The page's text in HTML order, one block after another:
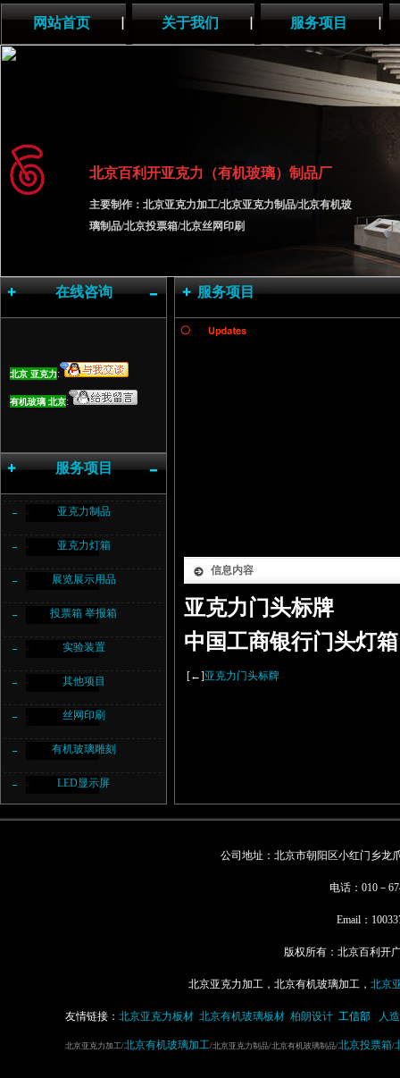
网站首页 关于我们 服务项目
北京百利开亚克力（有机玻璃）制品厂
主要制作： 北京亚克力加工/北京亚克力制品/北京有机玻
璃制品/北京投票箱/北京丝网印刷
在线咨询
北京 亚克力:
有机玻璃 北京:
服务项目
亚克力制品
亚克力灯箱
展览展示用品
投票箱 举报箱
实验装置
其他项目
丝网印刷
有机玻璃雕刻
LED显示屏
服务项目
信息内容
亚克力门头标牌
中国工商银行门头灯箱
[←]亚克力门头标牌
公司地址：北京市朝阳区小红门乡龙
电话：010－
Email：
版权所有：北京百利开
北京亚克力加工，北京有机玻璃加工， 北京
友情链接： 北京亚克力板材 北京有机玻璃板材 柏朗设计 工信部 人
北京亚克力加工/北京有机玻璃加工/北京亚克力制品/北京有机玻璃制品/北京投票箱/